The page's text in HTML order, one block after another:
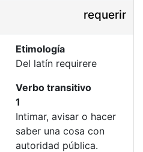
requerir
Etimología
Del latín requirere
Verbo transitivo
1
Intimar, avisar o hacer
saber una cosa con
autoridad pública.